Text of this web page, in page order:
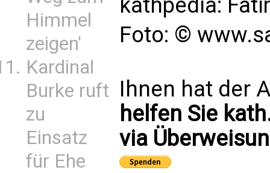
Himmel
zeigen'
Kardinal
Burke ruft
zu
Einsatz
für Ehe
Foto: ©
Ihnen hat der
helfen Sie
via